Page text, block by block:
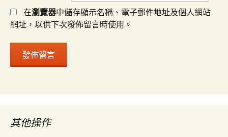
在瀏覽器中儲存顯示名稱、電子郵件地址及個人網站
網址，以供下次發佈留言時使用。
其他操作